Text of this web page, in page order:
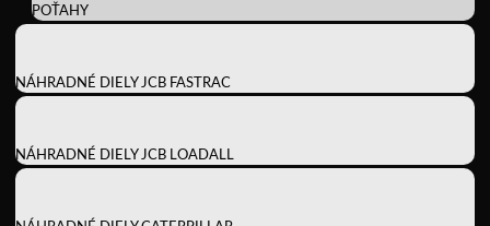
POŤAHY
NÁHRADNÉ DIELY JCB FASTRAC
NÁHRADNÉ DIELY JCB LOADALL